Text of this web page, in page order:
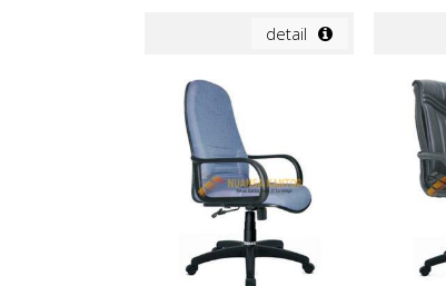
detail